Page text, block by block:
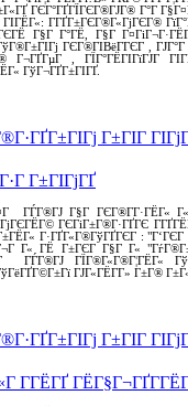
ГЄГ°ГҐГЇГЄГ®ГЈГ® Г°Г
ГІГЁГ«: Г­ГҐГ±ГЄГ®Г«ГјГЄГ®
Г§Г Г°ГЁ, Г§Г
ГЄГ®ГІВёГ­ГЄГ ,
Г¬ГҐГµГ , ГЇГ°ГЁГІГїГЈГ
ГўГ¬ГҐГ±ГІГҐ.
Г±ГІГ
Г±ГІГјГҐ
ГЃГ®ГЈ Г§Г ГЄГ®Г­Г·ГЁГ«
ГЄГіГ±Г®Г·ГҐГЄ
Г·ГҐГ«Г®ГўГҐГЄГ :
Г« ГЁ Г±ГЄГ Г§Г Г«
ГЃГ®ГЈ ГЇГ®Г«Г®Г¦ГЁГ«
ГЈГ«ГЁГ­Г» Г±Г®
Г±ГІГ
Г­ГЁГҐ